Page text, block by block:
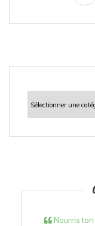
Catégories
Nourris ton